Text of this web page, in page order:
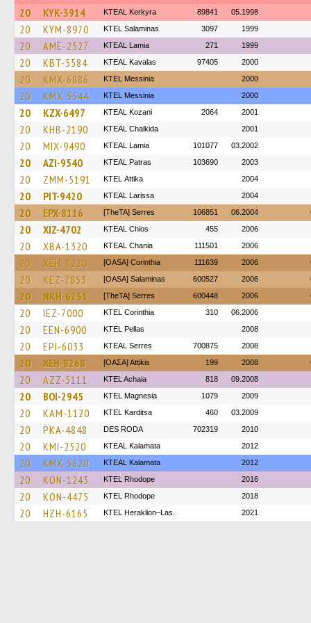
20
KYK-3914 KTEAL Kerkyra 89841 05.1998
20 KYM-8970 KTEL Salaminas 3097 1999
20 AME-2527 KTEAL Lamia 271 1999
20 KBT-5584 KTEAL Kavalas 97405 2000
20 KMX-6886 KTEL Messinia 2000
20 KMX-5544 KTEL Messinia 2000
20 KZX-6497 KTEAL Kozani 2064 2001
20 KHB-2190 KTEAL Chalkida 2001
20 MIX-9490 KTEAL Lamia 101077 03.2002
20 AZI-9540 KTEAL Patras 103690 2003
20 ZMM-5191 KΤΕL Αttika 2004
20 PIT-9420 KTEAL Larissa 2004
20 EPX-8116 [TheTA] Serres 106851 06.2004
20 XIZ-4702 KTEAL Chios 455 2006
20 XBA-1320 KTEAL Chania 111501 2006
20 XEH-8220 [OASA] Corinthia 111639 2006
20 KEZ-7853 [OASA] Salaminas 600527 2006
20 NKH-6251 [TheTA] Serres 600448 2006
20 IEZ-7000 KTEL Corinthia 310 06.2006
20 EEN-6900 KTEL Pellas 2008
20 EPI-6033 KTEAL Serres 700875 2008
20 XEH-8268 [ΟΑΣΑ] Αttikis 199 2008
20 AZZ-5111 KTEL Achaia 818 09.2008
20 BOI-2945 ΚΤΕL Magnesia 1079 2009
20 KAM-1120 ΚΤΕL Karditsa 460 03.2009
20 PKA-4848 DES RODA 702319 2010
20 KMI-2520 KTEAL Kalamata 2012
20 KMX-5620 KTEAL Kalamata 2012
20 KON-1243 KTEL Rhodope 2016
20 KON-4475 KTEL Rhodope 2018
20 HZH-6165 KTEL Heraklion–Las. 2021